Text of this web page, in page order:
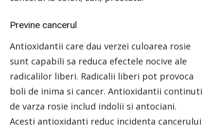
Previne cancerul
Antioxidantii care dau verzei culoarea rosie
sunt capabili sa reduca efectele nocive ale
radicalilor liberi. Radicalii liberi pot provoca
boli de inima si cancer. Antioxidantii continuti
de varza rosie includ indolii si antociani.
Acesti antioxidanti reduc incidenta cancerului